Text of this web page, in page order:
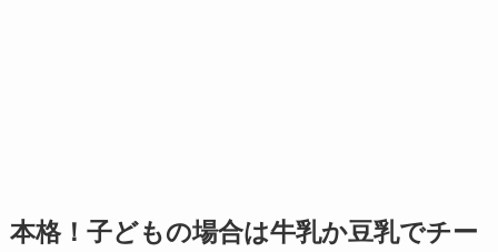
本格！子どもの場合は牛乳か豆乳でチー